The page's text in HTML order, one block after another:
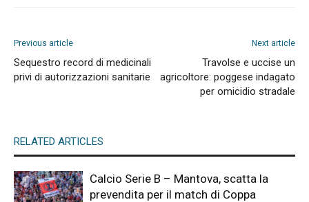
Previous article
Sequestro record di medicinali
privi di autorizzazioni sanitarie
Next article
Travolse e uccise un
agricoltore: poggese indagato
per omicidio stradale
RELATED ARTICLES
Calcio Serie B – Mantova, scatta la
prevendita per il match di Coppa